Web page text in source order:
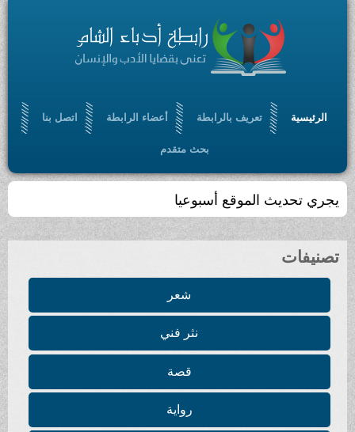
الرئيسية تعريف بالرابطة أعضاء الرابطة اتصل بنا
بحث متقدم
يجري تحديث الموقع أسبوعيا
تصنيفات
شعر
نثر فني
قصة
رواية